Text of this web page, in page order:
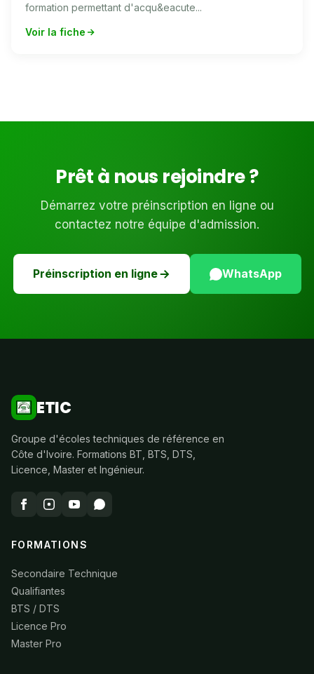
formation permettant d'acqu&eacute...
Voir la fiche
Prêt à nous rejoindre ?
Démarrez votre préinscription en ligne ou
contactez notre équipe d'admission.
Préinscription en ligne WhatsApp
ETIC
Groupe d'écoles techniques de référence en
Côte d'Ivoire. Formations BT, BTS, DTS,
Licence, Master et Ingénieur.
FORMATIONS
Secondaire Technique
Qualifiantes
BTS / DTS
Licence Pro
Master Pro